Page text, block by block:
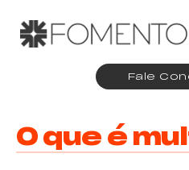
Fale
O que é